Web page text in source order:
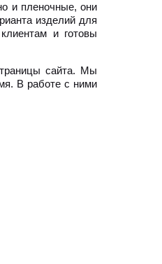
и пленочные, они
изделий для
и готовы
сайта. Мы
В работе с ними